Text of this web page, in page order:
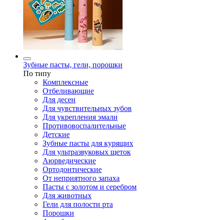
Зубные пасты, гели, порошки
По типу
Комплексные
Отбеливающие
Для десен
Для чувствительных зубов
Для укрепления эмали
Противовоспалительные
Детские
Зубные пасты для курящих
Для ультразвуковых щеток
Аюрведические
Ортодонтические
От неприятного запаха
Пасты с золотом и серебром
Для животных
Гели для полости рта
Порошки